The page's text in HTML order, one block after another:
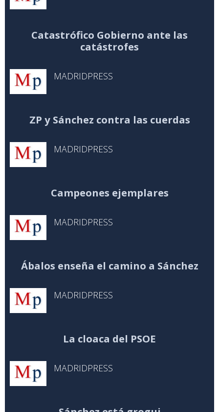
Catastrófico Gobierno ante las
catástrofes
MADRIDPRESS
ZP y Sánchez contra las cuerdas
MADRIDPRESS
Campeones ejemplares
MADRIDPRESS
Ábalos enseña el camino a Sánchez
MADRIDPRESS
La cloaca del PSOE
MADRIDPRESS